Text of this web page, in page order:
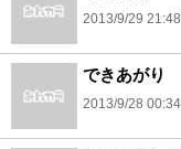
2013/9/29 21:48
できあがり
2013/9/28 00:34